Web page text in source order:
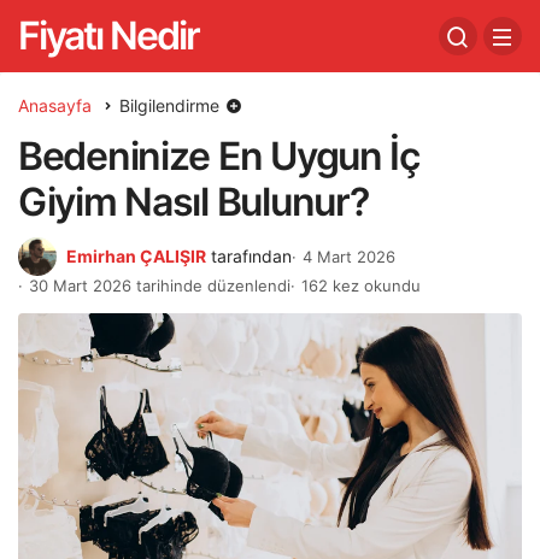
Fiyatı Nedir
Anasayfa Bilgilendirme
Bedeninize En Uygun İç
Giyim Nasıl Bulunur?
Emirhan ÇALIŞIR tarafından 4 Mart 2026
30 Mart 2026 tarihinde düzenlendi
162 kez okundu